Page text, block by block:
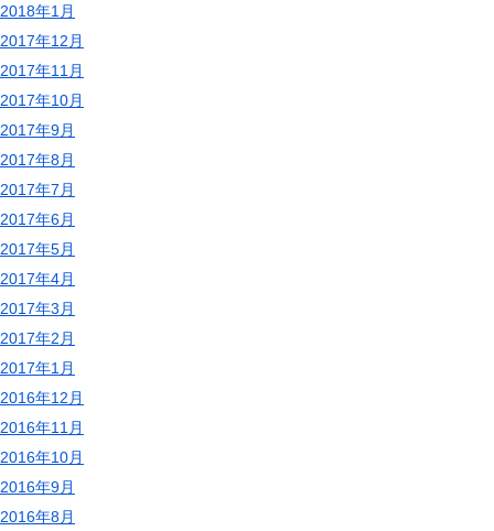
2018年1月
2017年12月
2017年11月
2017年10月
2017年9月
2017年8月
2017年7月
2017年6月
2017年5月
2017年4月
2017年3月
2017年2月
2017年1月
2016年12月
2016年11月
2016年10月
2016年9月
2016年8月